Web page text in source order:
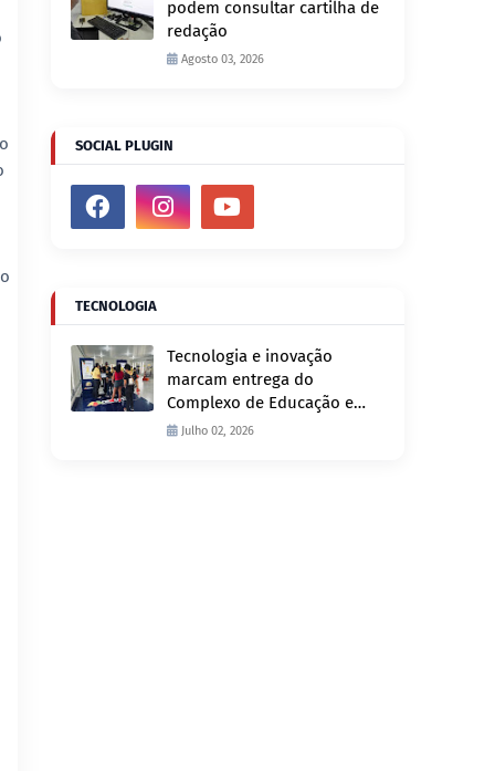
podem consultar cartilha de
redação
Agosto 03, 2026
SOCIAL PLUGIN
TECNOLOGIA
Tecnologia e inovação
marcam entrega do
Complexo de Educação e
Fiscalização de Trânsito
Julho 02, 2026